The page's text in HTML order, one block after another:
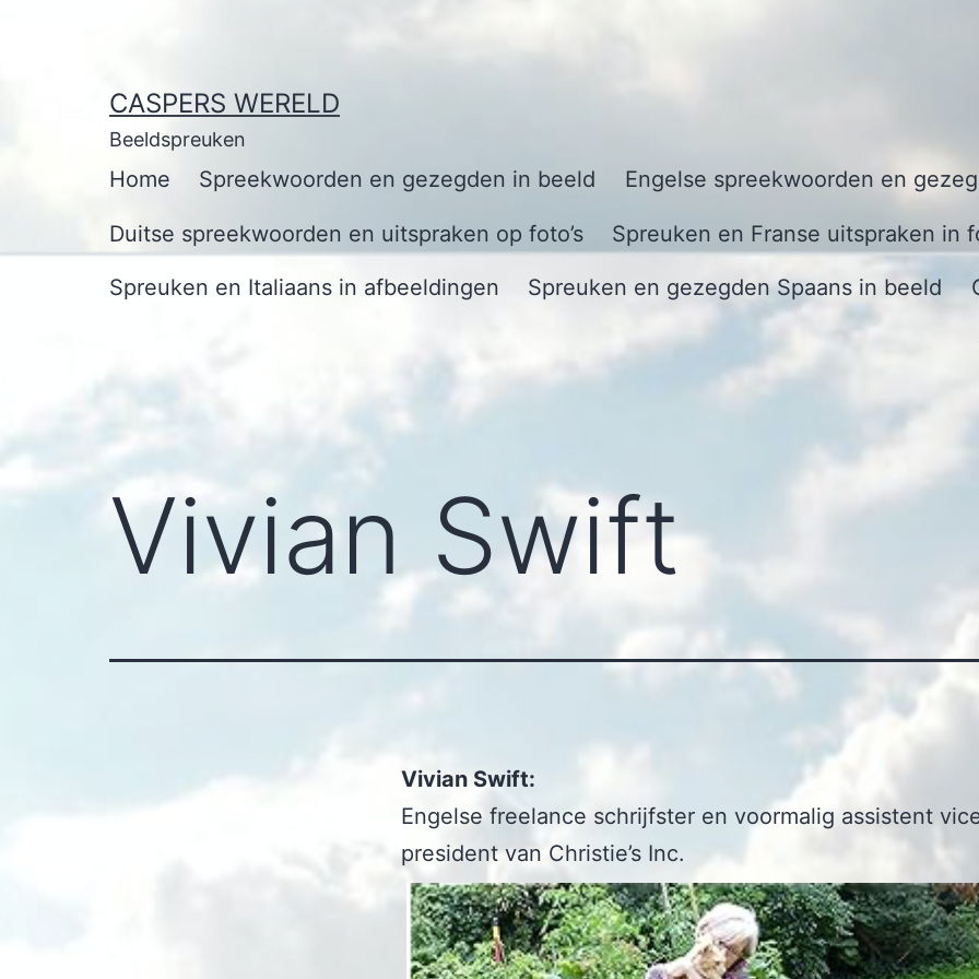
CASPERS WERELD
Beeldspreuken
Home Spreekwoorden en gezegden in beeld Engelse spreekwoorden en
Duitse spreekwoorden en uitspraken op foto’s Spreuken en Franse uitspraken in
Spreuken en Italiaans in afbeeldingen Spreuken en gezegden Spaans in beeld
Vivian Swift
Vivian Swift:
Engelse freelance schrijfster en voormalig assistent
president van Christie’s Inc.